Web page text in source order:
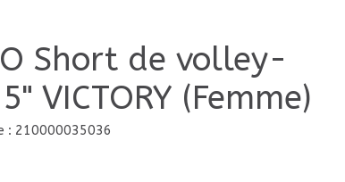
Short de volley-
VICTORY (Femme)
: 210000035036